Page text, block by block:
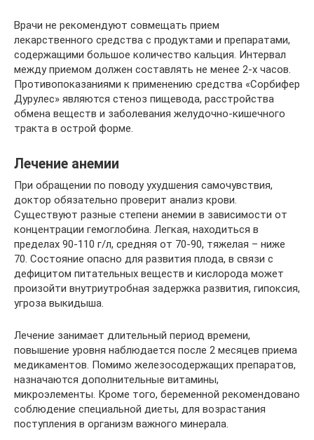
Врачи не рекомендуют совмещать прием
лекарственного средства с продуктами и препаратами,
содержащими большое количество кальция. Интервал
между приемом должен составлять не менее 2-х часов.
Противопоказаниями к применению средства «Сорбифер
Дурулес» являются стеноз пищевода, расстройства
обмена веществ и заболевания желудочно-кишечного
тракта в острой форме.
Лечение анемии
При обращении по поводу ухудшения самочувствия,
доктор обязательно проверит анализ крови.
Существуют разные степени анемии в зависимости от
концентрации гемоглобина. Легкая, находиться в
пределах 90-110 г/л, средняя от 70-90, тяжелая – ниже
70. Состояние опасно для развития плода, в связи с
дефицитом питательных веществ и кислорода может
произойти внутриутробная задержка развития, гипоксия,
угроза выкидыша.
Лечение занимает длительный период времени,
повышение уровня наблюдается после 2 месяцев приема
медикаментов. Помимо железосодержащих препаратов,
назначаются дополнительные витамины,
микроэлементы. Кроме того, беременной рекомендовано
соблюдение специальной диеты, для возрастания
поступления в организм важного минерала.